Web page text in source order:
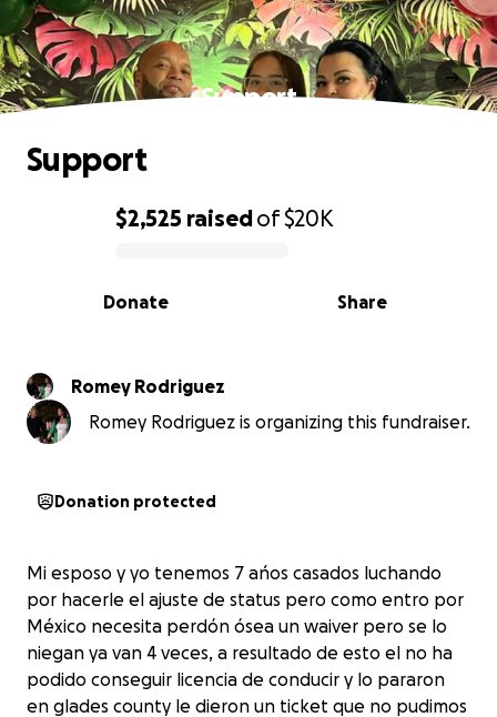
Support
0% complete
$2,525 raisedof$20K
Share
Donate
Support
Romey Rodriguez
Romey Rodriguez is organizing this fundraiser.
Donation protected
Mi esposo y yo tenemos 7 ańos casados luchando
por hacerle el ajuste de status pero como entro por
México necesita perdón ósea un waiver pero se lo
niegan ya van 4 veces, a resultado de esto el no ha
podido conseguir licencia de conducir y lo pararon
en glades county le dieron un ticket que no pudimos